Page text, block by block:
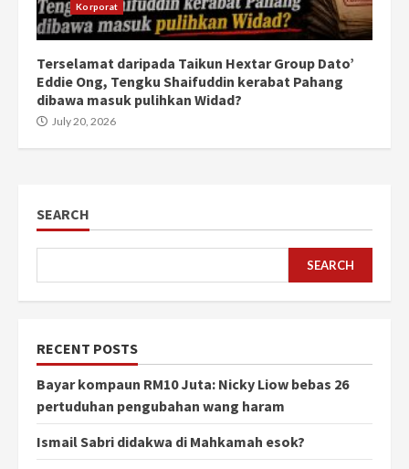
Korporat
Terselamat daripada Taikun Hextar Group Dato’
Eddie Ong, Tengku Shaifuddin kerabat Pahang
dibawa masuk pulihkan Widad?
July 20, 2026
SEARCH
SEARCH
RECENT POSTS
Bayar kompaun RM10 Juta: Nicky Liow bebas 26
pertuduhan pengubahan wang haram
Ismail Sabri didakwa di Mahkamah esok?